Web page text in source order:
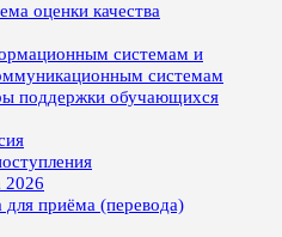
оценки качества
системам и
системам
поддержки обучающихся
2026
для приёма (перевода)